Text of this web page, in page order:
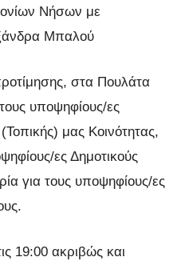
Νήσων με
Μπαλού
στα Πουλάτα
υποψηφίους/ες
μας Κοινότητας,
ες Δημοτικούς
για τους υποψηφίους/ες
19:00 ακριβώς και